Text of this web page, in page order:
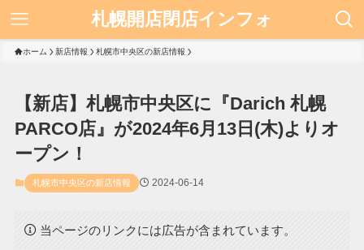
札幌開店閉店インフォ
ホーム 新店情報 札幌市中央区の新店情報
【新店】札幌市中央区に『Darich 札幌
PARCO店』が2024年6月13日(木)よりオ
ープン！
札幌市中央区の新店情報 2024-06-14
当ページのリンクには広告が含まれています。